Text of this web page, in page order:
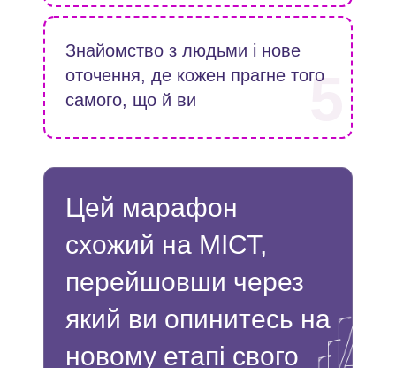
Знайомство з людьми і нове
оточення, де кожен прагне того
самого, що й ви
5
Цей марафон
схожий на МІСТ,
перейшовши через
який ви опинитесь на
новому етапі свого